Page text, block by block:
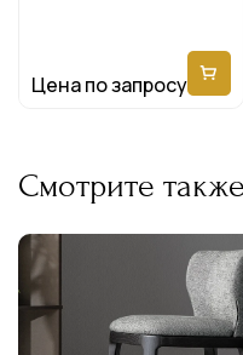
Цена по запросу
Смотрите также